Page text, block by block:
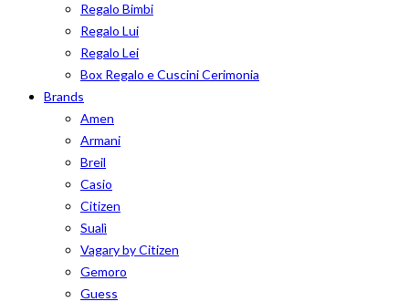
Regalo Bimbi
Regalo Lui
Regalo Lei
Box Regalo e Cuscini Cerimonia
Brands
Amen
Armani
Breil
Casio
Citizen
Sualì
Vagary by Citizen
Gemoro
Guess